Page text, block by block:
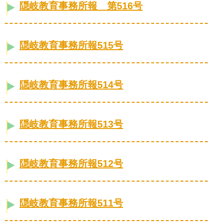
隠岐教育事務所報 第516号
隠岐教育事務所報515号
隠岐教育事務所報514号
隠岐教育事務所報513号
隠岐教育事務所報512号
隠岐教育事務所報511号